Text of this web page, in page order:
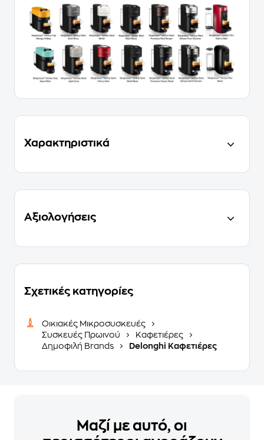
Χαρακτηριστικά
Αξιολογήσεις
Σχετικές κατηγορίες
Οικιακές Μικροσυσκευές
Συσκευές Πρωινού
Καφετιέρες
Δημοφιλή Brands
Delonghi Καφετιέρες
Μαζί με αυτό, οι